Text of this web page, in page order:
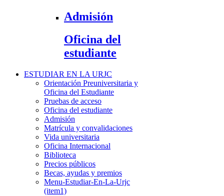
Admisión
Oficina del
estudiante
ESTUDIAR EN LA URJC
Orientación Preuniversitaria y
Oficina del Estudiante
Pruebas de acceso
Oficina del estudiante
Admisión
Matrícula y convalidaciones
Vida universitaria
Oficina Internacional
Biblioteca
Precios públicos
Becas, ayudas y premios
Menu-Estudiar-En-La-Urjc
(item1)